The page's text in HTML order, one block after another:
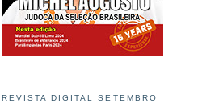
REVISTA DIGITAL SETEMBRO